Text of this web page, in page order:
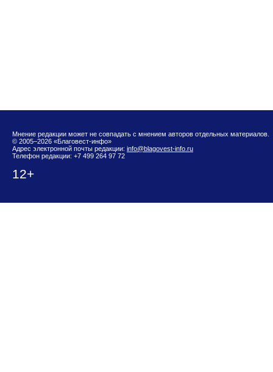
Мнение редакции может не совпадать с мнением авторов отдельных материалов.
© 2005–2026 «Благовест-инфо»
Адрес электронной почты редакции: info@blagovest-info.ru
Телефон редакции: +7 499 264 97 72
12+